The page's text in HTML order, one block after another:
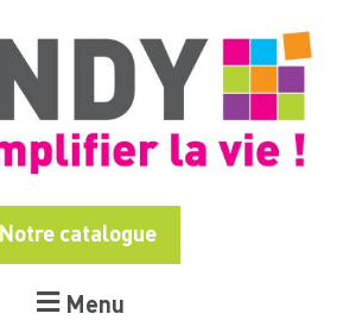
Menu
Notre catalogue